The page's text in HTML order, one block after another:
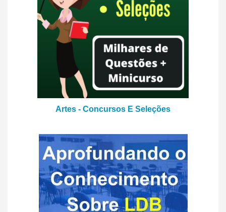
Artes - Concursos E Seleções